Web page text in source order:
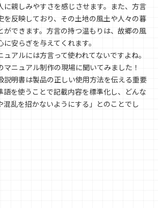
に親しみやすさを感じさせます。また、方言
を反映しており、その土地の風土や人々の暮
ができます。方言の持つ温もりは、故郷の風
安らぎを与えてくれます。
アルには方言って使われてないですよね。
マニュアル制作の現場に聞いてみました！
説明書は製品の正しい使用方法を伝える重要
語を使うことで記載内容を標準化し、どんな
混乱を招かないようにする」とのことでし